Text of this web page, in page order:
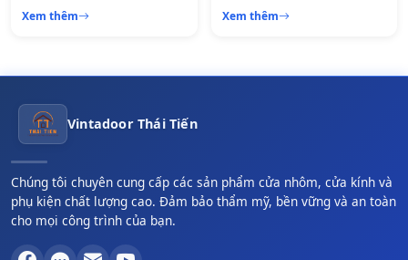
dễ thi công và tối ưu chi
Xem thêm
và khả năng lấy sáng tối
Xem thêm
Vintadoor Thái Tiến
Chúng tôi chuyên cung cấp các sản phẩm cửa nhôm, cửa kính và
phụ kiện chất lượng cao. Đảm bảo thẩm mỹ, bền vững và an toàn
cho mọi công trình của bạn.